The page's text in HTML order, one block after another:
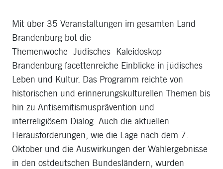
Mit über 35 Veranstaltungen im gesamten Land
Brandenburg bot die
Themenwoche Jüdisches Kaleidoskop
Brandenburg facettenreiche Einblicke in jüdisches
Leben und Kultur. Das Programm reichte von
historischen und erinnerungskulturellen Themen bis
hin zu Antisemitismusprävention und
interreligiösem Dialog. Auch die aktuellen
Herausforderungen, wie die Lage nach dem 7.
Oktober und die Auswirkungen der Wahlergebnisse
in den ostdeutschen Bundesländern, wurden